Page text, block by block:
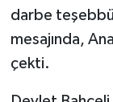
darbe
mesajında,
çekti.